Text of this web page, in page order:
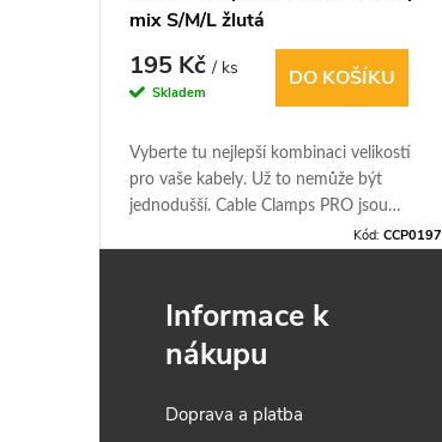
mix S/M/L žlutá
195 Kč/ ks
Skladem
DO KOŠÍKU
Vyberte tu nejlepší kombinaci velikostí
pro vaše kabely. Už to nemůže být
jednodušší. Cable Clamps PRO jsou
dokonalými nástroji pro organizaci
elektroniku Opakovaně použitelné,
nastavitelné, robustní
Kód: CCP0197
Informace k
nákupu
Doprava a platba